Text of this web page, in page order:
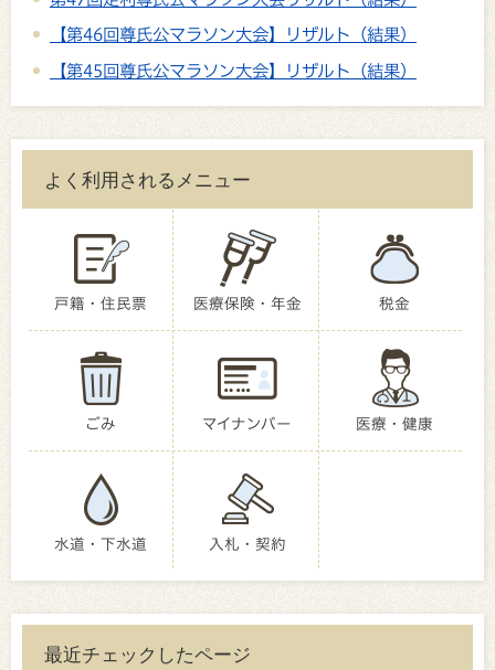
【第46回尊氏公マラソン大会】リザルト（結果）
【第45回尊氏公マラソン大会】リザルト（結果）
よく利用されるメニュー
戸籍・住民票 医療保険・年金 税金
ごみ マイナンバー 医療・健康
水道・下水道 入札・契約
最近チェックしたページ